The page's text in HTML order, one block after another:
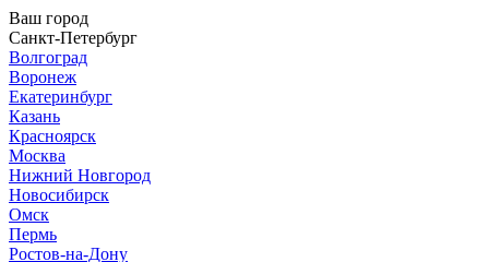
Ваш город
Санкт-Петербург
Волгоград
Воронеж
Екатеринбург
Казань
Красноярск
Москва
Нижний Новгород
Новосибирск
Омск
Пермь
Ростов-на-Дону